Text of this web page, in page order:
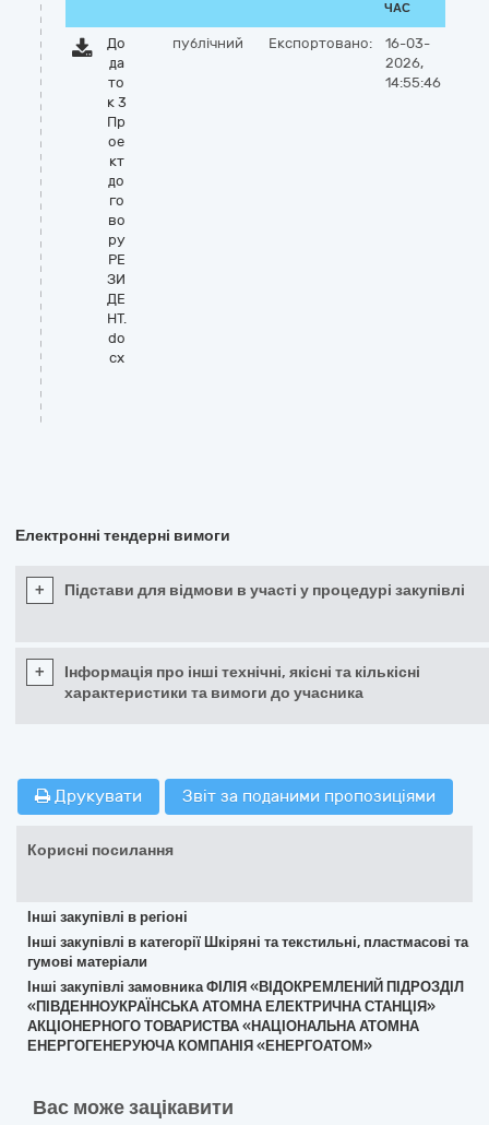
ЧАС
До
да
то
к 3
Пр
ое
кт
до
го
во
ру
РЕ
ЗИ
ДЕ
НТ.
do
cx
публічний Експортовано:
16-03-
2026,
14:55:46
Електронні тендерні вимоги
+ Підстави для відмови в участі у процедурі закупівлі
+
Інформація про інші технічні, якісні та кількісні
характеристики та вимоги до учасника
Друкувати Звіт за поданими пропозиціями
Корисні посилання
Інші закупівлі в регіоні
Інші закупівлі в категорії Шкіряні та текстильні, пластмасові та
гумові матеріали
Інші закупівлі замовника ФІЛІЯ «ВІДОКРЕМЛЕНИЙ ПІДРОЗДІЛ
«ПІВДЕННОУКРАЇНСЬКА АТОМНА ЕЛЕКТРИЧНА СТАНЦІЯ»
АКЦІОНЕРНОГО ТОВАРИСТВА «НАЦІОНАЛЬНА АТОМНА
ЕНЕРГОГЕНЕРУЮЧА КОМПАНІЯ «ЕНЕРГОАТОМ»
Вас може зацікавити